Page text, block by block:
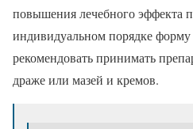
повышения лечебного эффекта
индивидуальном порядке
рекомендовать принимать
драже или мазей и кремов.